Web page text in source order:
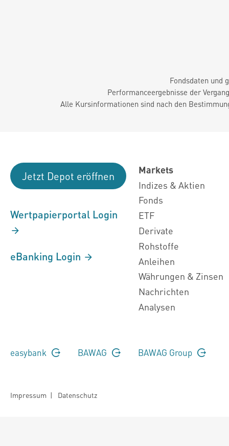
Fondsdaten und
Performanceergebnisse der
Alle Kursinformationen sind nach den
Jetzt Depot eröffnen
Wertpapierportal Login
eBanking Login
Markets
Indizes & Aktien
Fonds
ETF
Derivate
Rohstoffe
Anleihen
Währungen & Zinsen
Nachrichten
Analysen
easybank BAWAG BAWAG Group
Impressum | Datenschutz